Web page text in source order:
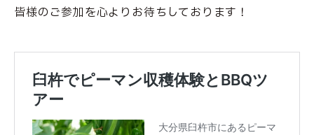
皆様のご参加を心よりお待ちしております！